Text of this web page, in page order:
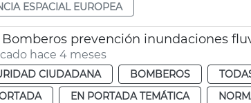
ESPACIAL EUROPEA
Bomberos prevención inundaciones
hace 4 meses
CIUDADANA BOMBEROS
EN PORTADA TEMÁTICA